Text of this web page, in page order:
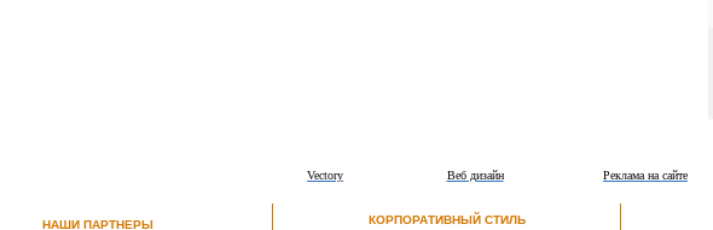
Реклама на сайте
Веб дизайн
Vectory
НАШИ ПАРТНЕРЫ КОРПОРАТИВНЫЙ СТИЛЬ